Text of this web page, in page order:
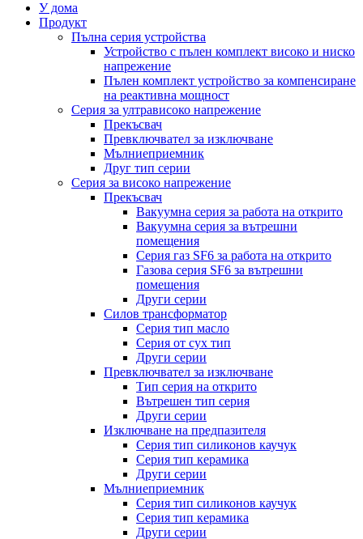
У дома
Продукт
Пълна серия устройства
Устройство с пълен комплект високо и ниско
напрежение
Пълен комплект устройство за компенсиране
на реактивна мощност
Серия за ултрависоко напрежение
Прекъсвач
Превключвател за изключване
Мълниеприемник
Друг тип серии
Серия за високо напрежение
Прекъсвач
Вакуумна серия за работа на открито
Вакуумна серия за вътрешни
помещения
Серия газ SF6 за работа на открито
Газова серия SF6 за вътрешни
помещения
Други серии
Силов трансформатор
Серия тип масло
Серия от сух тип
Други серии
Превключвател за изключване
Тип серия на открито
Вътрешен тип серия
Други серии
Изключване на предпазителя
Серия тип силиконов каучук
Серия тип керамика
Други серии
Мълниеприемник
Серия тип силиконов каучук
Серия тип керамика
Други серии